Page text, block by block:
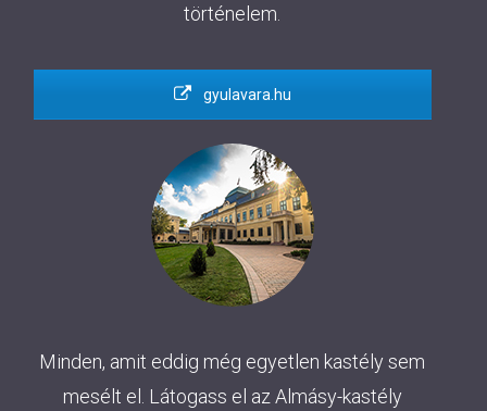
történelem.
gyulavara.hu
Minden, amit eddig még egyetlen kastély sem
mesélt el. Látogass el az Almásy-kastély